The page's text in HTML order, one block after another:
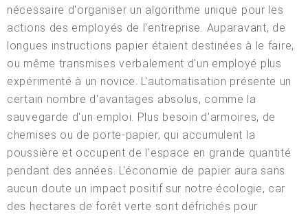
nécessaire d'organiser un algorithme unique pour les
actions des employés de l'entreprise. Auparavant, de
longues instructions papier étaient destinées à le faire,
ou même transmises verbalement d'un employé plus
expérimenté à un novice. L'automatisation présente un
certain nombre d'avantages absolus, comme la
sauvegarde d'un emploi. Plus besoin d'armoires, de
chemises ou de porte-papier, qui accumulent la
poussière et occupent de l'espace en grande quantité
pendant des années. L'économie de papier aura sans
aucun doute un impact positif sur notre écologie, car
des hectares de forêt verte sont défrichés pour